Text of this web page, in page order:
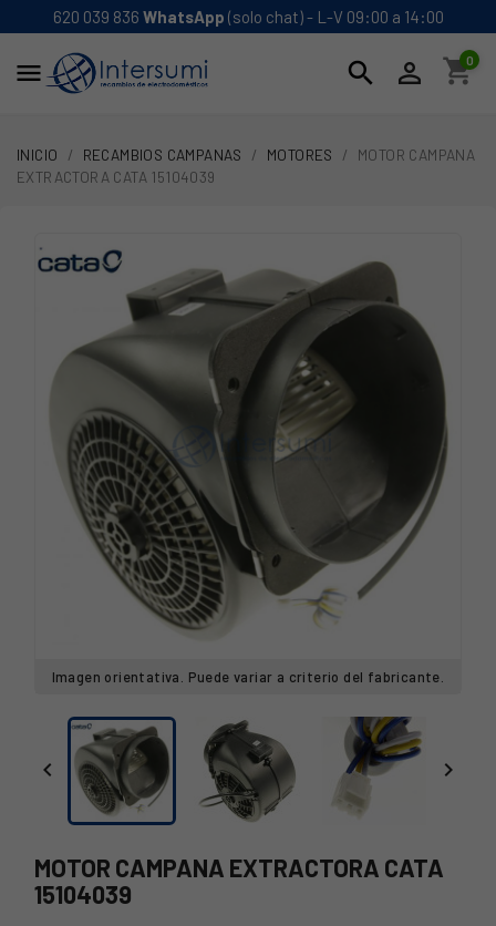
620 039 836 WhatsApp (solo chat) - L-V 09:00 a 14:00
 search  shopping_cart
0
INICIO RECAMBIOS CAMPANAS MOTORES
MOTOR CAMPANA
EXTRACTORA CATA 15104039
Imagen orientativa. Puede variar a criterio del fabricante.
 
MOTOR CAMPANA EXTRACTORA CATA
15104039